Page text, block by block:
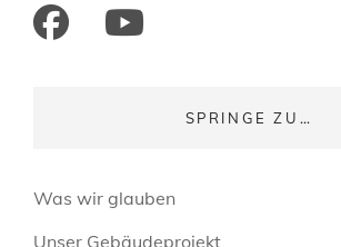
facebook
mail
SPRINGE ZU…
Was wir glauben
Unser Gebäudeprojekt